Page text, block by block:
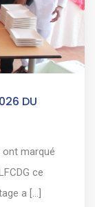
DU
marqué
ce
a [...]